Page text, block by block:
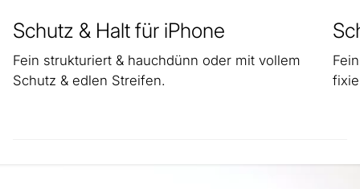
Schutz & Halt für iPhone
Fein strukturiert & hauchdünn oder mit vollem
Schutz & edlen Streifen.